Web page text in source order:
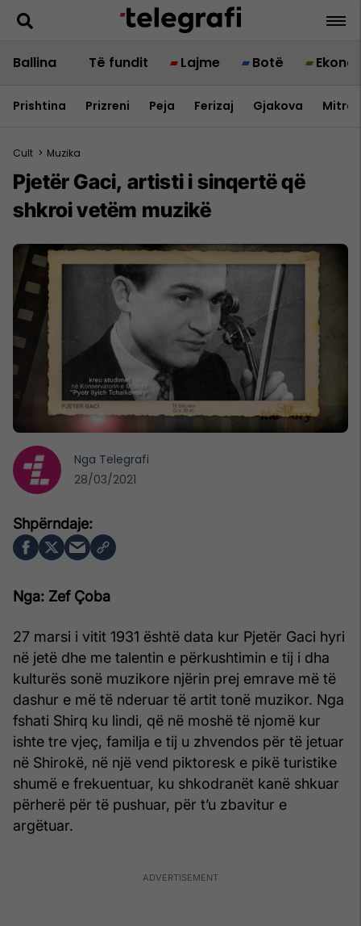
Ballina Të fundit Lajme Botë
Prishtina Prizreni Peja Ferizaj Gjakova
Cult > Muzika
Pjetër Gaci, artisti i sinqertë që
shkroi vetëm muzikë
Nga: Zef Çoba
27 marsi i vitit 1931 është data kur Pjetër Gaci hyri
në jetë dhe me talentin e përkushtimin e tij i dha
kulturës sonë muzikore njërin prej emrave më të
dashur e më të nderuar të artit tonë muzikor. Nga
fshati Shirq ku lindi, që në moshë të njomë kur
ishte tre vjeç, familja e tij u zhvendos për të jetuar
në Shirokë, në një vend piktoresk e pikë turistike
shumë e frekuentuar, ku shkodranët kanë shkuar
përherë për të pushuar, për t’u zbavitur e
argëtuar.
Nga Telegrafi
28/03/2021